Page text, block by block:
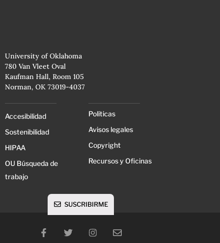
University of Oklahoma
780 Van Vleet Oval
Kaufman Hall, Room 105
Norman, OK 73019-4037
Accesibilidad
Sostenibilidad
HIPAA
OU Búsqueda de
trabajo
Políticas
Avisos legales
Copyright
Recursos y Oficinas
SUSCRIBIRME